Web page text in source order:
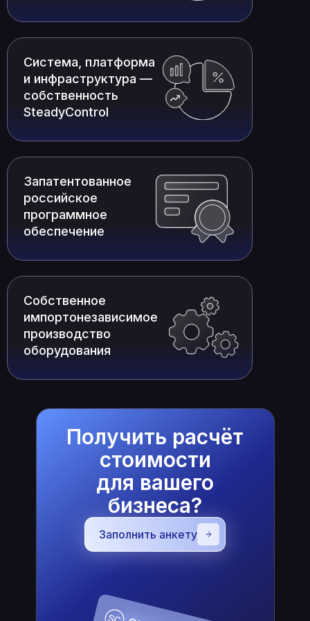
Работа с основными
государственными
государственными
Система, платформа
и инфраструктура —
собственность
SteadyControl
Запатентованное
российское
программное
обеспечение
Собственное
импортонезависимое
производство
оборудования
Получить расчёт
стоимости
для вашего
бизнеса?
Заполнить анкету